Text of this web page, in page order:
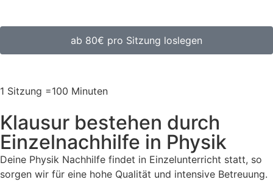
ab 80€ pro Sitzung loslegen
1 Sitzung =100 Minuten
Klausur bestehen durch
Einzelnachhilfe in Physik
Deine Physik Nachhilfe findet in Einzelunterricht statt, so
sorgen wir für eine hohe Qualität und intensive Betreuung.